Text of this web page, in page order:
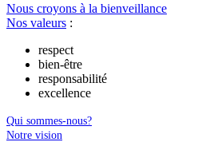
Nous croyons à la bienveillance
Nos valeurs :
respect
bien-être
responsabilité
excellence
Qui sommes-nous?
Notre vision